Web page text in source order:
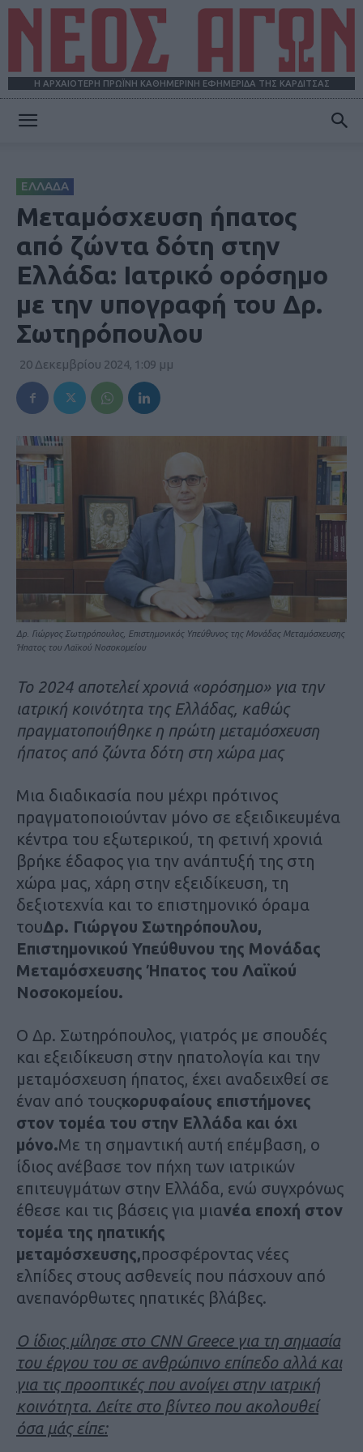
Η ΑΡΧΑΙΟΤΕΡΗ ΠΡΩΪΝΗ ΚΑΘΗΜΕΡΙΝΗ ΕΦΗΜΕΡΙΔΑ ΤΗΣ ΚΑΡΔΙΤΣΑΣ
ΕΛΛΑΔΑ
Μεταμόσχευση ήπατος
από ζώντα δότη στην
Ελλάδα: Ιατρικό ορόσημο
με την υπογραφή του Δρ.
Σωτηρόπουλου
20 Δεκεμβρίου 2024, 1:09 μμ
Δρ. Γιώργος Σωτηρόπουλος, Επιστημονικός Υπεύθυνος της Μονάδας Μεταμόσχευσης
Ήπατος του Λαϊκού Νοσοκομείου
Το 2024 αποτελεί χρονιά «ορόσημο» για την
ιατρική κοινότητα της Ελλάδας, καθώς
πραγματοποιήθηκε η πρώτη μεταμόσχευση
ήπατος από ζώντα δότη στη χώρα μας
Μια διαδικασία που μέχρι πρότινος
πραγματοποιούνταν μόνο σε εξειδικευμένα
κέντρα του εξωτερικού, τη φετινή χρονιά
βρήκε έδαφος για την ανάπτυξή της στη
χώρα μας, χάρη στην εξειδίκευση, τη
δεξιοτεχνία και το επιστημονικό όραμα
τουΔρ. Γιώργου Σωτηρόπουλου,
Επιστημονικού Υπεύθυνου της Μονάδας
Μεταμόσχευσης Ήπατος του Λαϊκού
Νοσοκομείου.
Ο Δρ. Σωτηρόπουλος, γιατρός με σπουδές
και εξειδίκευση στην ηπατολογία και την
μεταμόσχευση ήπατος, έχει αναδειχθεί σε
έναν από τουςκορυφαίους επιστήμονες
στον τομέα του στην Ελλάδα και όχι
μόνο.Με τη σημαντική αυτή επέμβαση, ο
ίδιος ανέβασε τον πήχη των ιατρικών
επιτευγμάτων στην Ελλάδα, ενώ συγχρόνως
έθεσε και τις βάσεις για μιανέα εποχή στον
τομέα της ηπατικής
μεταμόσχευσης,προσφέροντας νέες
ελπίδες στους ασθενείς που πάσχουν από
ανεπανόρθωτες ηπατικές βλάβες.
Ο ίδιος μίλησε στο CNN Greece για τη σημασία
του έργου του σε ανθρώπινο επίπεδο αλλά και
για τις προοπτικές που ανοίγει στην ιατρική
κοινότητα. Δείτε στο βίντεο που ακολουθεί
όσα μάς είπε: